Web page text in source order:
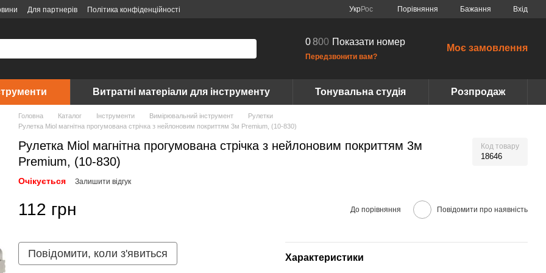
Для партнерів
Політика конфіденційності
УкрРос Порівняння Бажання Вхід
0800 Показати номер
Передзвонити вам?
Моє замовлення
Витратні матеріали для інструменту Тонувальна студія Розпродаж
Головна Каталог Інструменти Вимірювальний інструмент
Рулетки
Рулетка Miol магнітна прогумована стрічка з нейлоновим покриттям 3м Premium, (10-830)
Рулетка Miol магнітна прогумована стрічка з нейлоновим покриттям 3м
Premium, (10-830)
Код товару
18646
Очікується Залишити відгук
112 грн До порівняння Повідомити про наявність
Повідомити, коли з'явиться Характеристики